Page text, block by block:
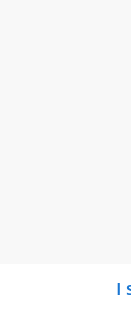
I